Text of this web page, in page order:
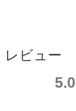
レビュー